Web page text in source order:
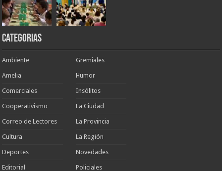
Categorias
Ambiente
Amelia
Comerciales
Cooperativismo
Correo de Lectores
Cultura
Deportes
Editorial
Gremiales
Humor
Insólitos
La Ciudad
La Provincia
La Región
Novedades
Policiales